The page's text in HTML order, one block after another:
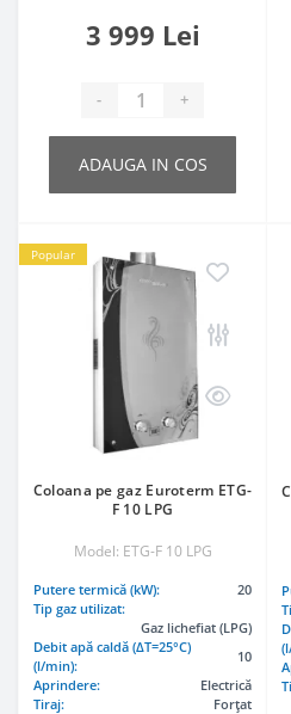
3 999 Lei
- +
ADAUGA IN COS
Popular
Coloana pe gaz Euroterm ETG-
F 10 LPG
Model: ETG-F 10 LPG
Putere termică (kW):
20
Tip gaz utilizat:
Gaz lichefiat (LPG)
Debit apă caldă (ΔT=25°C)
(l/min):
10
Aprindere:
Electrică
Tiraj:
Forțat